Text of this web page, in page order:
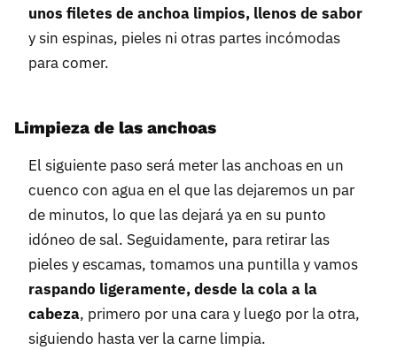
unos filetes de anchoa limpios, llenos de sabor
y sin espinas, pieles ni otras partes incómodas
para comer.
Limpieza de las anchoas
El siguiente paso será meter las anchoas en un
cuenco con agua en el que las dejaremos un par
de minutos, lo que las dejará ya en su punto
idóneo de sal. Seguidamente, para retirar las
pieles y escamas, tomamos una puntilla y vamos
raspando ligeramente, desde la cola a la
cabeza, primero por una cara y luego por la otra,
siguiendo hasta ver la carne limpia.